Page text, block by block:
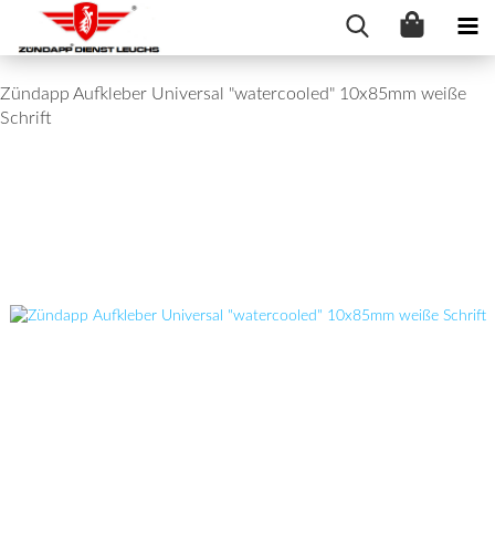
Zündapp Aufkleber Universal "watercooled" 10x85mm weiße
Schrift